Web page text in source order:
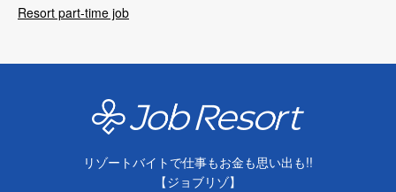
Resort part-time job
リゾートバイトで仕事もお金も思い出も!!
【ジョブリゾ】